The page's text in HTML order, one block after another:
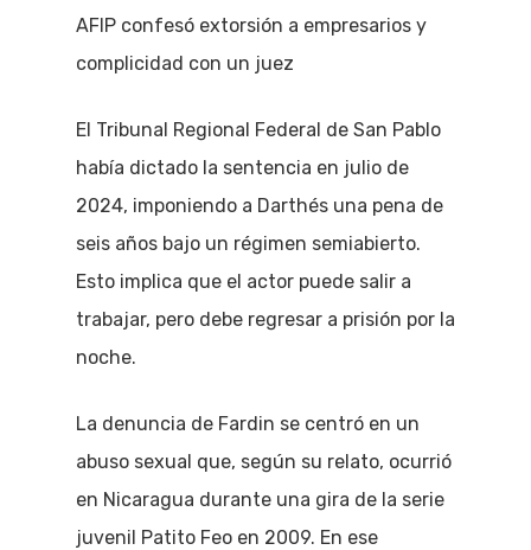
AFIP confesó extorsión a empresarios y
complicidad con un juez
El Tribunal Regional Federal de San Pablo
había dictado la sentencia en julio de
2024, imponiendo a Darthés una pena de
seis años bajo un régimen semiabierto.
Esto implica que el actor puede salir a
trabajar, pero debe regresar a prisión por la
noche.
La denuncia de Fardin se centró en un
abuso sexual que, según su relato, ocurrió
en Nicaragua durante una gira de la serie
juvenil Patito Feo en 2009. En ese